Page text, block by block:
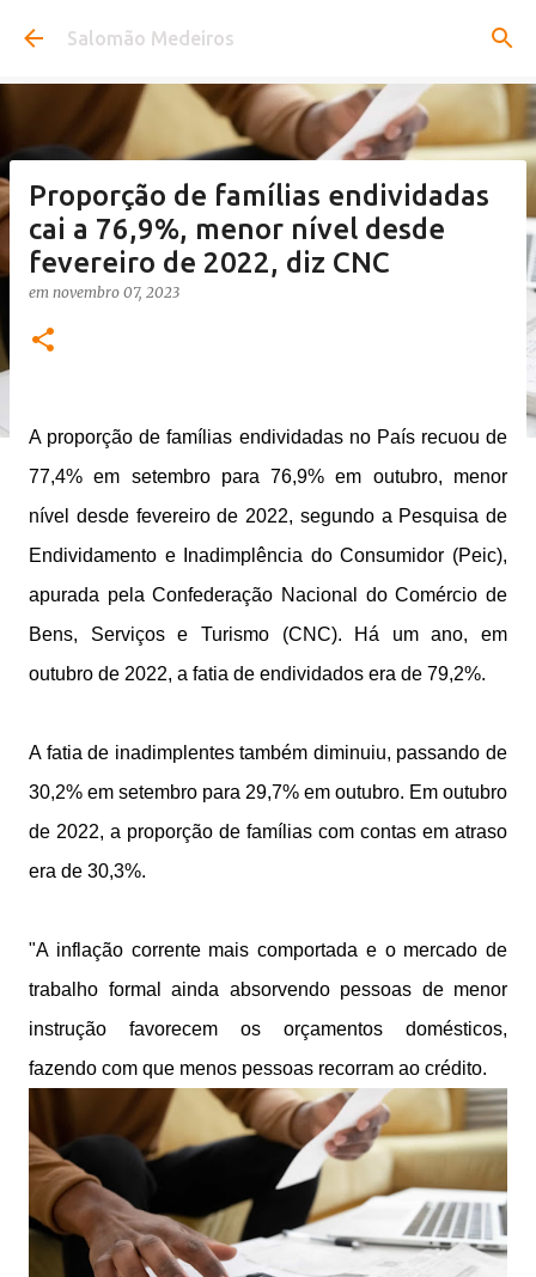
Pular para o conteúdo principal
Salomão Medeiros
Proporção de famílias endividadas
cai a 76,9%, menor nível desde
fevereiro de 2022, diz CNC
em novembro 07, 2023
A proporção de famílias endividadas no País recuou de
77,4% em setembro para 76,9% em outubro, menor
nível desde fevereiro de 2022, segundo a Pesquisa de
Endividamento e Inadimplência do Consumidor (Peic),
apurada pela Confederação Nacional do Comércio de
Bens, Serviços e Turismo (CNC). Há um ano, em
outubro de 2022, a fatia de endividados era de 79,2%.
A fatia de inadimplentes também diminuiu, passando de
30,2% em setembro para 29,7% em outubro. Em outubro
de 2022, a proporção de famílias com contas em atraso
era de 30,3%.
"A inflação corrente mais comportada e o mercado de
trabalho formal ainda absorvendo pessoas de menor
instrução favorecem os orçamentos domésticos,
fazendo com que menos pessoas recorram ao crédito.